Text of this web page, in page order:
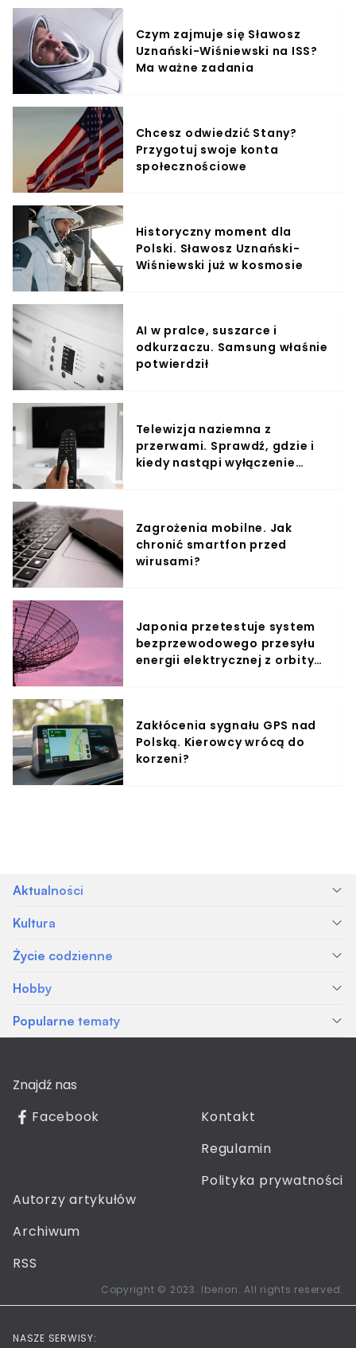
Czym zajmuje się Sławosz
Uznański-Wiśniewski na ISS?
Ma ważne zadania
Chcesz odwiedzić Stany?
Przygotuj swoje konta
społecznościowe
Historyczny moment dla
Polski. Sławosz Uznański-
Wiśniewski już w kosmosie
AI w pralce, suszarce i
odkurzaczu. Samsung właśnie
potwierdził
Telewizja naziemna z
przerwami. Sprawdź, gdzie i
kiedy nastąpi wyłączenie
Zagrożenia mobilne. Jak
chronić smartfon przed
wirusami?
Japonia przetestuje system
bezprzewodowego przesyłu
energii elektrycznej z orbity
Zakłócenia sygnału GPS nad
Polską. Kierowcy wrócą do
korzeni?
Aktualności
Kultura
Życie codzienne
Hobby
Popularne tematy
Znajdź nas
Facebook
Kontakt
Regulamin
Polityka prywatności
Autorzy artykułów
Archiwum
RSS
Copyright © 2023. Iberion. All rights reserved.
NASZE SERWISY: